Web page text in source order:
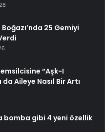
25 Gemiyi
“Aşk-I
Aileye Nasıl Bir Artı
bomba gibi 4 yeni özellik